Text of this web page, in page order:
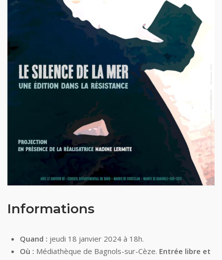
Informations
Quand : jeudi 18 janvier 2024 à 18h.
Où : Médiathèque de Bagnols-sur-Cèze. Entrée libre et